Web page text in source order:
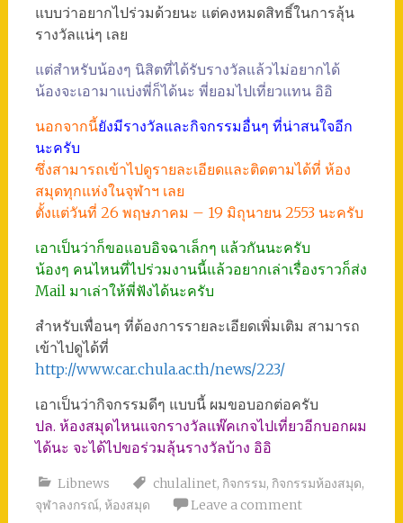
แบบว่าอยากไปร่วมด้วยนะ แต่คงหมดสิทธิ์ในการลุ้น
รางวัลแน่ๆ เลย
แต่สำหรับน้องๆ นิสิตที่ได้รับรางวัลแล้วไม่อยากได้
น้องจะเอามาแบ่งพี่ก็ได้นะ พี่ยอมไปเที่ยวแทน อิอิ
นอกจากนี้ยังมีรางวัลและกิจกรรมอื่นๆ ที่น่าสนใจอีก
นะครับ
ซึ่งสามารถเข้าไปดูรายละเอียดและติดตามได้ที่ ห้อง
สมุดทุกแห่งในจุฬาฯ เลย
ตั้งแต่วันที่ 26 พฤษภาคม – 19 มิถุนายน 2553 นะครับ
เอาเป็นว่าก็ขอแอบอิจฉาเล็กๆ แล้วกันนะครับ
น้องๆ คนไหนที่ไปร่วมงานนี้แล้วอยากเล่าเรื่องราวก็ส่ง
Mail มาเล่าให้พี่ฟังได้นะครับ
สำหรับเพื่อนๆ ที่ต้องการรายละเอียดเพิ่มเติม สามารถ
เข้าไปดูได้ที่
http://www.car.chula.ac.th/news/223/
เอาเป็นว่ากิจกรรมดีๆ แบบนี้ ผมขอบอกต่อครับ
ปล. ห้องสมุดไหนแจกรางวัลแพ๊คเกจไปเที่ยวอีกบอกผม
ได้นะ จะได้ไปขอร่วมลุ้นรางวัลบ้าง อิอิ
Libnews chulalinet, กิจกรรม, กิจกรรมห้องสมุด,
จุฬาลงกรณ์, ห้องสมุด Leave a comment